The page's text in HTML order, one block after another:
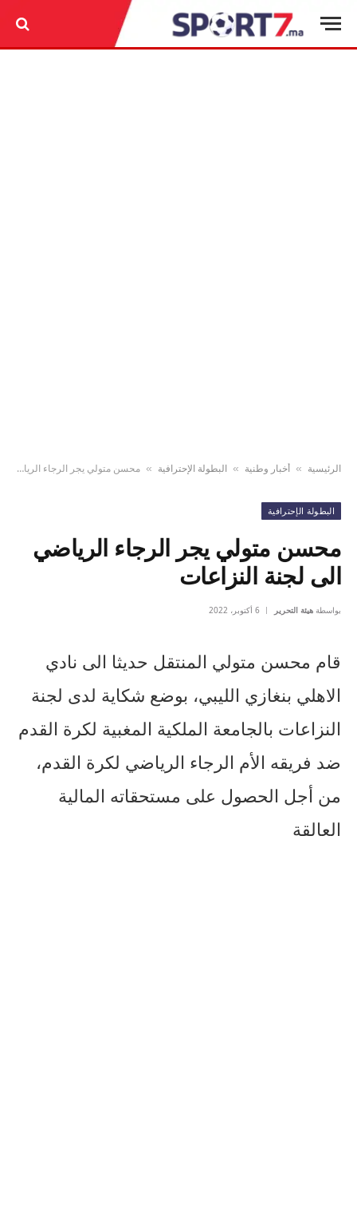
الرئيسية » أخبار وطنية » البطولة الإحترافية » محسن متولي يجر الرجاء الرياضي الى لجنة النزاعات
البطولة الإحترافية
محسن متولي يجر الرجاء الرياضي
الى لجنة النزاعات
بواسطة هيئة التحرير 6 أكتوبر، 2022
قام محسن متولي المنتقل حديثا الى نادي
الاهلي بنغازي الليبي، بوضع شكاية لدى لجنة
النزاعات بالجامعة الملكية المغبية لكرة القدم
ضد فريقه الأم الرجاء الرياضي لكرة القدم،
من أجل الحصول على مستحقاته المالية
العالقة